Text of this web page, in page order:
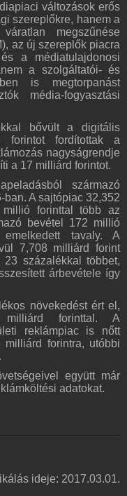
változások erős
szereplőkre, hanem a
megszűnése
az új szereplők piacra
a médiatulajdonosi
a szolgáltatói- és
is megtorpanást
média-fogyasztási
bővült a digitális
forintot fordítottak a
nagyságrendje
a 17 milliárd forintot.
származó
A sajtópiac 32,352
millió forinttal több az
bevétel 172 millió
tavaly. A
7,708 milliárd forint
százalékkal többet,
árbevétele így
növekedést ért el,
forinttal. A
reklámpiac is nőtt
forintra, utóbbi
együtt már
adatokat.
ideje: 2017.03.01.